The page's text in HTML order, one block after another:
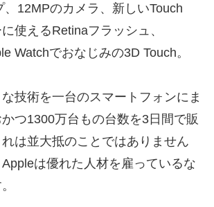
、12MPのカメラ、新しいTouch
使えるRetinaフラッシュ、
Watchでおなじみの3D Touch。
技術を一台のスマートフォンにま
つ1300万台もの台数を3日間で販
は並大抵のことではありません
は優れた人材を雇っているな